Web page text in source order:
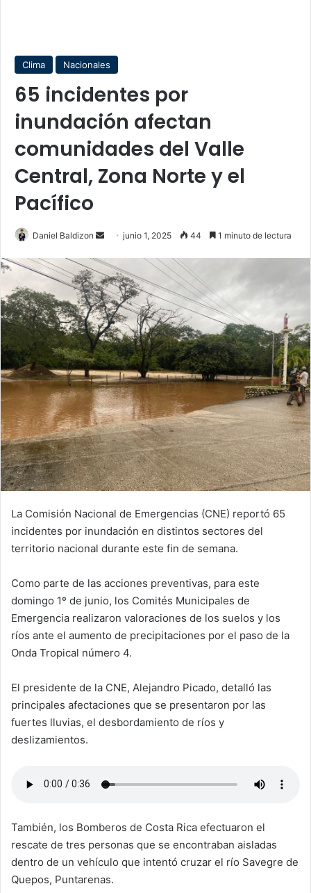
Clima Nacionales
65 incidentes por
inundación afectan
comunidades del Valle
Central, Zona Norte y el
Pacífico
Daniel Baldizon
Send
email
junio 1, 2025 44 1 minuto de lectura
La Comisión Nacional de Emergencias (CNE) reportó 65
incidentes por inundación en distintos sectores del
territorio nacional durante este fin de semana.
Como parte de las acciones preventivas, para este
domingo 1º de junio, los Comités Municipales de
Emergencia realizaron valoraciones de los suelos y los
ríos ante el aumento de precipitaciones por el paso de la
Onda Tropical número 4.
El presidente de la CNE, Alejandro Picado, detalló las
principales afectaciones que se presentaron por las
fuertes lluvias, el desbordamiento de ríos y
deslizamientos.
También, los Bomberos de Costa Rica efectuaron el
rescate de tres personas que se encontraban aisladas
dentro de un vehículo que intentó cruzar el río Savegre de
Quepos, Puntarenas.